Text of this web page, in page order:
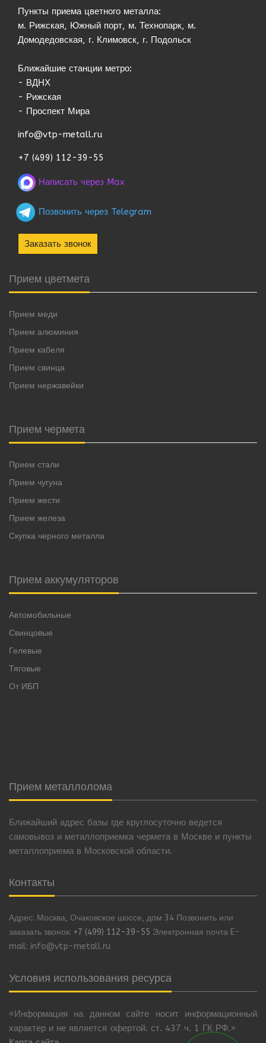
Пункты приема цветного металла:
м. Рижская, Южный порт, м. Технопарк, м.
Домодедовская, г. Климовск, г. Подольск
Ближайшие станции метро:
- ВДНХ
- Рижская
- Проспект Мира
info@vtp-metall.ru
+7 (499) 112-39-55
Написать через Max
Позвонить через Telegram
Заказать звонок
Прием цветмета
Прием меди
Прием алюминия
Прием кабеля
Прием свинца
Прием нержавейки
Прием чермета
Прием стали
Прием чугуна
Прием жести
Прием железа
Скупка черного металла
Прием аккумуляторов
Автомобильные
Свинцовые
Гелевые
Тяговые
От ИБП
Прием металлолома
Ближайший адрес базы где круглосуточно ведется
самовывоз и металлоприемка чермета в Москве и пункты
металлоприема в Московской области.
Контакты
Адрес: Москва, Очаковское шоссе, дом 34 Позвонить или
заказать звонок: +7 (499) 112-39-55 Электронная почта E-
mail: info@vtp-metall.ru
Условия использования ресурса
«Информация на данном сайте носит информационный
характер и не является офертой. ст. 437 ч. 1 ГК РФ.»